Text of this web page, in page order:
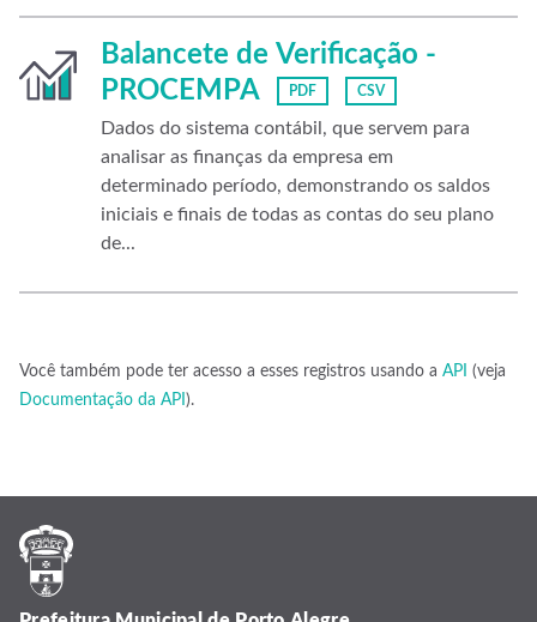
Balancete de Verificação -
PROCEMPA
PDF CSV
Dados do sistema contábil, que servem para
analisar as finanças da empresa em
determinado período, demonstrando os saldos
iniciais e finais de todas as contas do seu plano
de...
Você também pode ter acesso a esses registros usando a API (veja
Documentação da API ).